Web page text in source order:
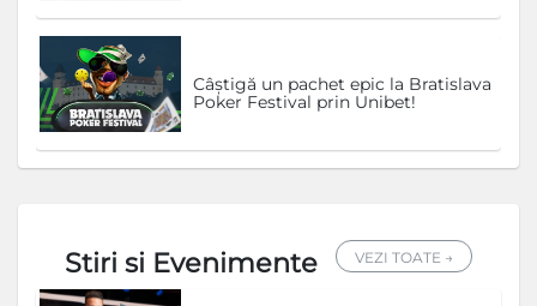
Câștigă un pachet epic la Bratislava
Poker Festival prin Unibet!
Stiri si Evenimente VEZI TOATE →